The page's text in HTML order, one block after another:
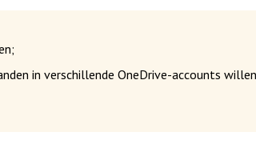
in verschillende OneDrive-accounts